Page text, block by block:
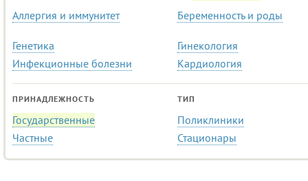
Аллергия и иммунитет Беременность и роды
Генетика
Гинекология
Инфекционные болезни
Кардиология
ПРИНАДЛЕЖНОСТЬ
Государственные
Частные
ТИП
Поликлиники
Стационары